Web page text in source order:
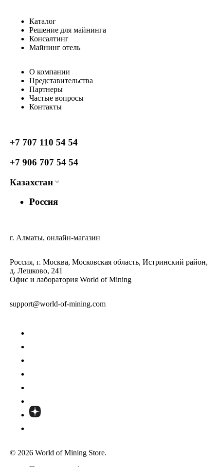
Каталог
Решение для майнинга
Консалтинг
Майнинг отель
О компании
Представительства
Партнеры
Частые вопросы
Контакты
+7 707 110 54 54
+7 906 707 54 54
Казахстан
Россия
г. Алматы, онлайн-магазин
Россия, г. Москва, Московская область, Истринский район,
д. Лешково, 241
Офис и лаборатория World of Mining
support@world-of-mining.com
© 2026 World of Mining Store.